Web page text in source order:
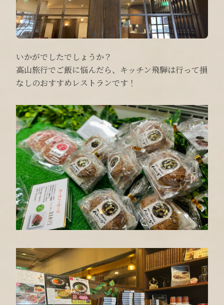
いかがでしたでしょうか？
高山旅行でご飯に悩んだら、キッチン飛騨は行って損
なしのおすすめレストランです！